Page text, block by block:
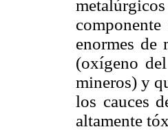
enormes de
(oxígeno
mineros) y
los cauces
altamente